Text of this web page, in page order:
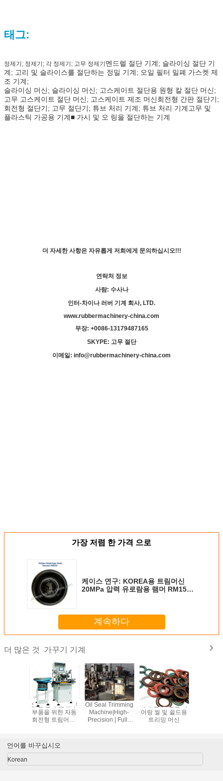
태그:
정제기; 정제기; 각 정제기; 고무 정제기멘드렐 절단 기계; 슬라이싱 절단 기
계; 고리 및 슬라이스를 절단하는 정밀 기계; 오일 필터 밀폐 가스켓 제
조 기계;
슬라이싱 머신; 슬라이싱 머신; 고스케이트 절단용 원형 칼 절단 머신;
고무 고스케이트 절단 머신; 고스케이트 제조 머신회전형 간판 절단기;
회전형 절단기; 고무 절단기; 튜브 처리 기계; 튜브 처리 기계고무 및
플라스틱 가공용 기계■ 가시 및 오 링을 절단하는 기계
더 자세한 사항은 자유롭게 저희에게 문의하십시오!!!
연락처 정보
사람: 수사나
인터-차이나 러버 기계 회사, LTD.
www.rubbermachinery-china.com
무장: +0086-13179487165
SKYPE: 고무 절단
이메일: info@rubbermachinery-china.com
가장 저렴 한 가격 으로
케이스 연구: KOREA용 트림머신
20MPa 압력 유로람용 램머 RM150
계속하다
더 많은 것 가꾸기 기계
오일 밀폐 및 고무
부품을 위한 자동
회전형 트림머신;
림머신
Oil Seal Trimming
Machine|High-
Precision | Fully
사례 연구: 정밀 베
어링 씰 및 쉴드용
트리밍 머신
언어를 바꾸십시오
Korean